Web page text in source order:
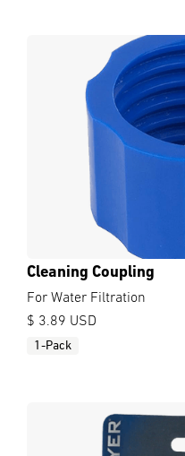
Cleaning Coupling
For Water Filtration
$ 3.89 USD
1-Pack